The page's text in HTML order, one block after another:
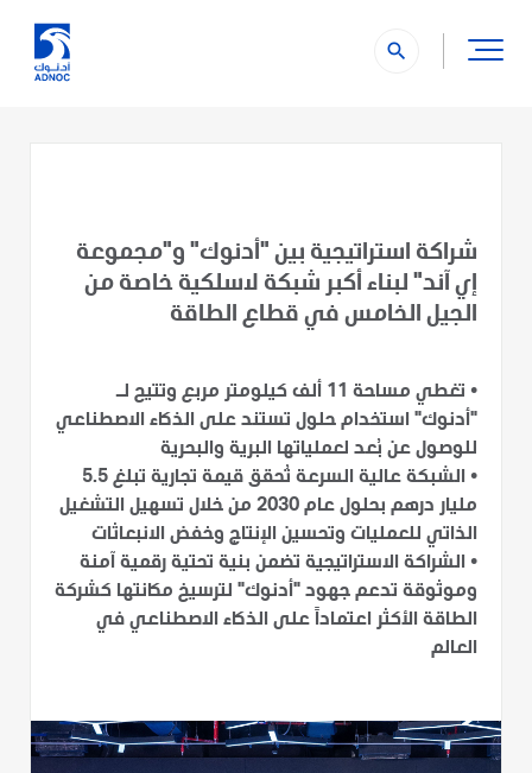
search
شراكة استراتيجية بين "أدنوك" و"مجموعة
إي آند" لبناء أكبر شبكة لاسلكية خاصة من
الجيل الخامس في قطاع الطاقة
•
تغطي مساحة 11 ألف كيلومتر مربع وتتيح لـ
"أدنوك" استخدام حلول تستند على الذكاء الاصطناعي
للوصول عن بُعد لعملياتها البرية والبحرية
•
الشبكة عالية السرعة تُحقق قيمة تجارية تبلغ 5.5
مليار درهم بحلول عام 2030 من خلال تسهيل التشغيل
الذاتي للعمليات وتحسين الإنتاج وخفض الانبعاثات
• الشراكة الاستراتيجية تضمن بنية تحتية رقمية آمنة
وموثوقة تدعم جهود "أدنوك" لترسيخ مكانتها كشركة
الطاقة الأكثر اعتماداً على الذكاء الاصطناعي في
العالم